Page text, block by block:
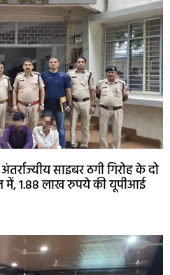
साइबर ठगी गिरोह के दो
में, 1.88 लाख रुपये की यूपीआई